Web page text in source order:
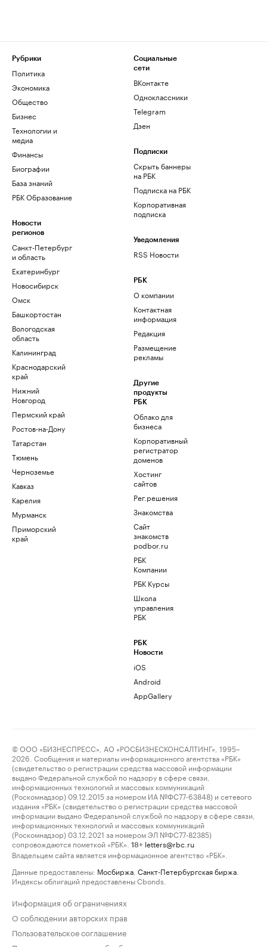
Рубрики
Политика
Экономика
Общество
Бизнес
Технологии и
медиа
Финансы
Биографии
База знаний
РБК Образование
Новости
регионов
Санкт-Петербург
и область
Екатеринбург
Новосибирск
Омск
Башкортостан
Вологодская
область
Калининград
Краснодарский
край
Нижний
Новгород
Пермский край
Ростов-на-Дону
Татарстан
Тюмень
Черноземье
Кавказ
Карелия
Мурманск
Приморский
край
Социальные
сети
ВКонтакте
Одноклассники
Telegram
Дзен
Подписки
Скрыть баннеры
на РБК
Подписка на РБК
Корпоративная
подписка
Уведомления
RSS Новости
РБК
О компании
Контактная
информация
Редакция
Размещение
рекламы
Другие
продукты
РБК
Облако для
бизнеса
Корпоративный
регистратор
доменов
Хостинг
сайтов
Рег.решения
Знакомства
Сайт
знакомств
podbor.ru
РБК
Компании
РБК Курсы
Школа
управления
РБК
РБК
Новости
iOS
Android
AppGallery
© ООО «БИЗНЕСПРЕСС», АО «РОСБИЗНЕСКОНСАЛТИНГ», 1995–
2026. Сообщения и материалы информационного агентства «РБК»
(свидетельство о регистрации средства массовой информации
выдано Федеральной службой по надзору в сфере связи,
информационных технологий и массовых коммуникаций
(Роскомнадзор) 09.12.2015 за номером ИА №ФС77-63848) и сетевого
издания «РБК» (свидетельство о регистрации средства массовой
информации выдано Федеральной службой по надзору в сфере связи,
информационных технологий и массовых коммуникаций
(Роскомнадзор) 03.12.2021 за номером ЭЛ №ФС77-82385)
сопровождаются пометкой «РБК».
18+ letters@rbc.ru
Владельцем сайта является информационное агентство «РБК».
Данные предоставлены: Мосбиржа Санкт-Петербургская биржа
Индексы облигаций предоставлены Cbonds.
Информация об ограничениях
О соблюдении авторских прав
Пользовательское соглашение